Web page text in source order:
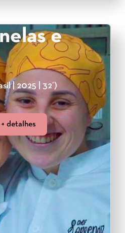
e
| 2025 | 32’)
+ detalhes